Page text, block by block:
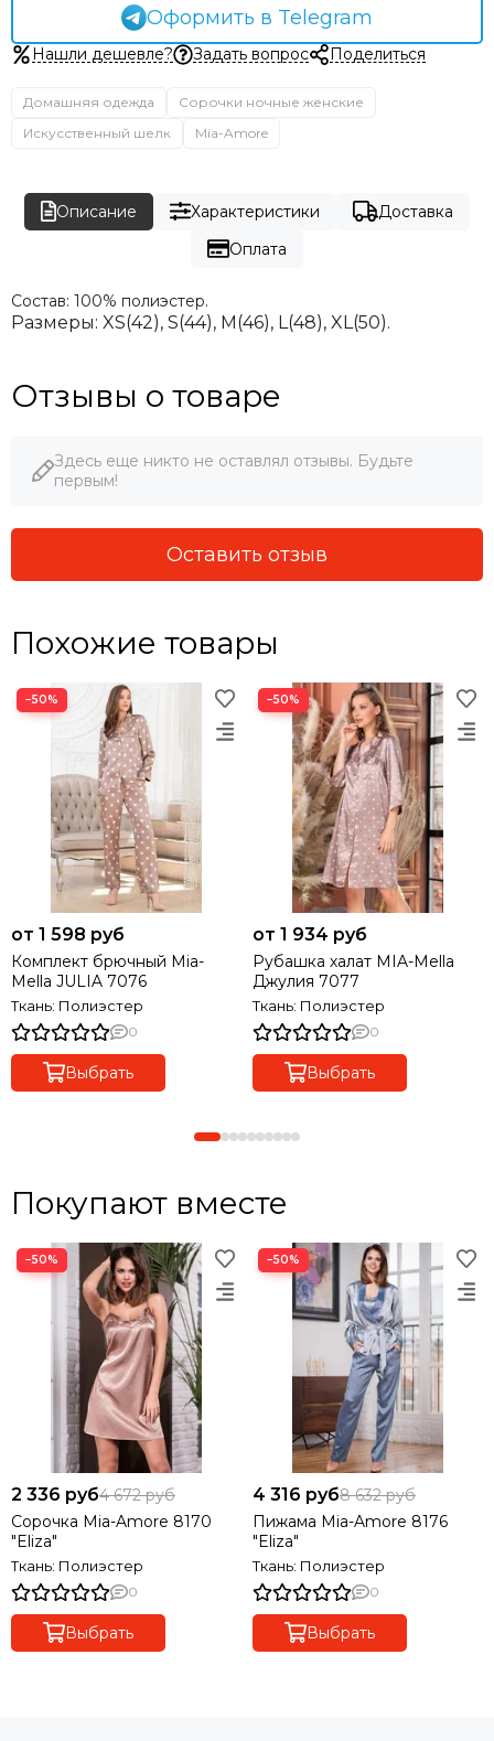
Оформить в Telegram
Нашли дешевле? Задать вопрос Поделиться
Домашняя одежда
Сорочки ночные женские
Искусственный шелк
Mia-Amore
Описание Характеристики
Доставка
Оплата
Состав: 100% полиэстер.
Размеры: XS(42), S(44), М(46), L(48), XL(50).
Отзывы о товаре
Здесь еще никто не оставлял отзывы. Будьте
первым!
Оставить отзыв
Похожие товары
−50%
от 1 598 руб
Комплект брючный Mia-
Mella JULIA 7076
Ткань: Полиэстер
0
Выбрать
−50%
от 1 934 руб
Рубашка халат MIA-Mella
Джулия 7077
Ткань: Полиэстер
0
Выбрать
Покупают вместе
−50%
2 336 руб4 672 руб
Сорочка Mia-Amore 8170
"Eliza"
Ткань: Полиэстер
0
Выбрать
−50%
4 316 руб8 632 руб
Пижама Mia-Amore 8176
"Eliza"
Ткань: Полиэстер
0
Выбрать